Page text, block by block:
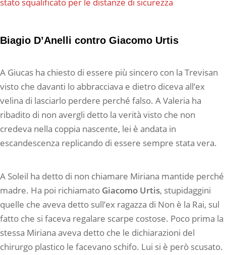
Biagio D’Anelli contro Giacomo Urtis
A Giucas ha chiesto di essere più sincero con la Trevisan
visto che davanti lo abbracciava e dietro diceva all’ex
velina di lasciarlo perdere perché falso. A Valeria ha
ribadito di non avergli detto la verità visto che non
credeva nella coppia nascente, lei è andata in
escandescenza replicando di essere sempre stata vera.
A Soleil ha detto di non chiamare Miriana mantide perché
madre. Ha poi richiamato Giacomo Urtis, stupidaggini
quelle che aveva detto sull’ex ragazza di Non è la Rai, sul
fatto che si faceva regalare scarpe costose. Poco prima la
stessa Miriana aveva detto che le dichiarazioni del
chirurgo plastico le facevano schifo. Lui si è però scusato.